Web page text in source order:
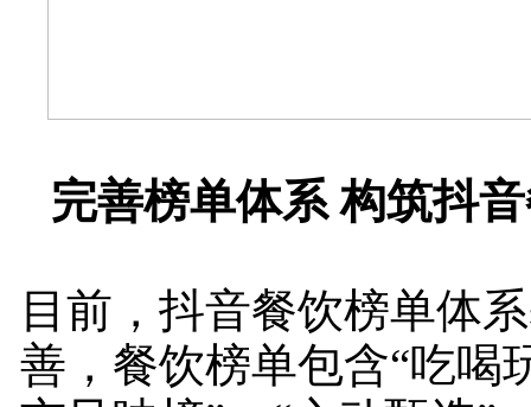
完善榜单体系 构筑抖
目前，抖音餐饮榜单体
善，餐饮榜单包含“吃喝